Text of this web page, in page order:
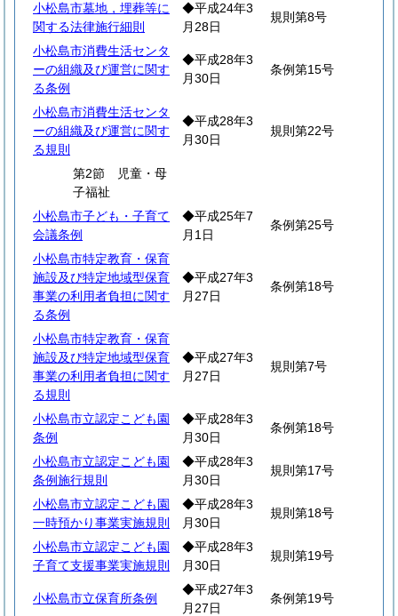
小松島市墓地，埋葬等に
関する法律施行細則
◆平成24年3
月28日
規則第8号
小松島市消費生活センタ
ーの組織及び運営に関す
る条例
◆平成28年3
月30日
条例第15号
小松島市消費生活センタ
ーの組織及び運営に関す
る規則
◆平成28年3
月30日
規則第22号
第2節 児童・母
子福祉
小松島市子ども・子育て
会議条例
◆平成25年7
月1日
条例第25号
小松島市特定教育・保育
施設及び特定地域型保育
事業の利用者負担に関す
る条例
◆平成27年3
月27日
条例第18号
小松島市特定教育・保育
施設及び特定地域型保育
事業の利用者負担に関す
る規則
◆平成27年3
月27日
規則第7号
小松島市立認定こども園
条例
◆平成28年3
月30日
条例第18号
小松島市立認定こども園
条例施行規則
◆平成28年3
月30日
規則第17号
小松島市立認定こども園
一時預かり事業実施規則
◆平成28年3
月30日
規則第18号
小松島市立認定こども園
子育て支援事業実施規則
◆平成28年3
月30日
規則第19号
小松島市立保育所条例
◆平成27年3
月27日
条例第19号